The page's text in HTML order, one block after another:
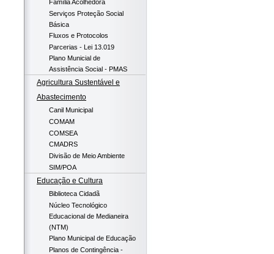
Família Acolhedora
Serviços Proteção Social
Básica
Fluxos e Protocolos
Parcerias - Lei 13.019
Plano Municial de
Assistência Social - PMAS
Agricultura Sustentável e
Abastecimento
Canil Municipal
COMAM
COMSEA
CMADRS
Divisão de Meio Ambiente
SIM/POA
Educação e Cultura
Biblioteca Cidadã
Núcleo Tecnológico
Educacional de Medianeira
(NTM)
Plano Municipal de Educação
Planos de Contingência -